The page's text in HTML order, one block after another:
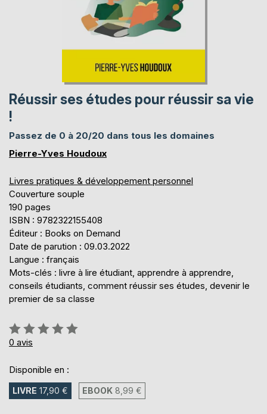
Réussir ses études pour réussir sa vie
!
Passez de 0 à 20/20 dans tous les domaines
Pierre-Yves Houdoux
Livres pratiques & développement personnel
Couverture souple
190 pages
ISBN : 9782322155408
Éditeur : Books on Demand
Date de parution : 09.03.2022
Langue : français
Mots-clés : livre à lire étudiant, apprendre à apprendre,
conseils étudiants, comment réussir ses études, devenir le
premier de sa classe
Évaluation:
0%
0 avis
Disponible en :
LIVRE 17,90 € EBOOK 8,99 €